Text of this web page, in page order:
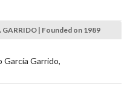
| Founded on 1989
García Garrido,